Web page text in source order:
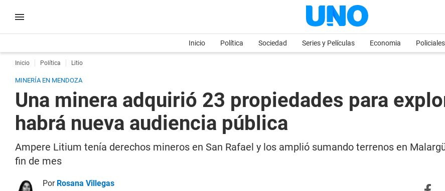
Inicio Política Sociedad Series y Películas Economia Policiales
Inicio Política Litio
MINERÍA EN MENDOZA
Una minera adquirió 23 propiedades para
habrá nueva audiencia pública
Ampere Litium tenía derechos mineros en San Rafael y los amplió sumando terrenos en
fin de mes
Por Rosana Villegas